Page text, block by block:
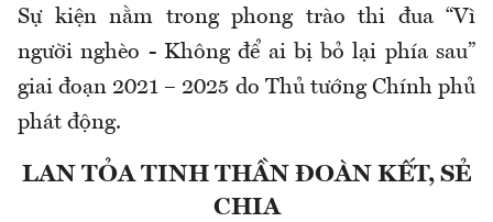
Sự kiện nằm trong phong trào thi đua “Vì
người nghèo - Không để ai bị bỏ lại phía sau”
giai đoạn 2021 – 2025 do Thủ tướng Chính phủ
phát động.
LAN TỎA TINH THẦN ĐOÀN KẾT, SẺ
CHIA